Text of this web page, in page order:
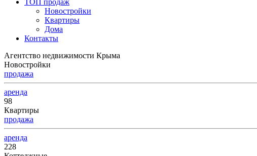
ТОП продаж
Новостройки
Квартиры
Дома
Контакты
Агентство недвижимости Крыма
Новостройки
продажа
аренда
98
Квартиры
продажа
аренда
228